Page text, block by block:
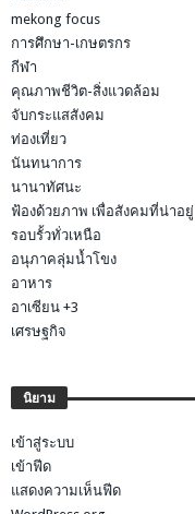
mekong focus
การศึกษา-เกษตรกร
กีฬา
คุณภาพชีวิต-สิ่งแวดล้อม
จับกระแสสังคม
ท่องเที่ยว
นันทนาการ
นานาทัศนะ
ฟ้องด้วยภาพ เพื่อสังคมที่น่าอยู่
รอบรั้วทั่วเหนือ
อนุภาคลุ่มน้ำโขง
อาหาร
อาเซียน +3
เศรษฐกิจ
นิยาม
เข้าสู่ระบบ
เข้าฟีด
แสดงความเห็นฟีด